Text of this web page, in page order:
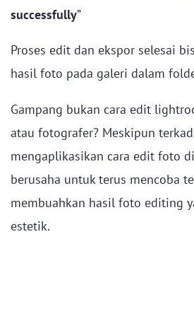
successfully”
Proses edit dan ekspor selesai
hasil foto pada galeri dalam
Gampang bukan cara edit
atau fotografer? Meskipun
mengaplikasikan cara edit foto
berusaha untuk terus mencoba
membuahkan hasil foto editing
estetik.